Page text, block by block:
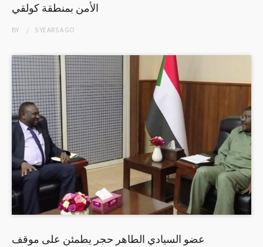
الأمن بمنطقة كولقي
BY 5 YEARSAGO
عضو السيادي الطاهر حجر يطمئن على موقف